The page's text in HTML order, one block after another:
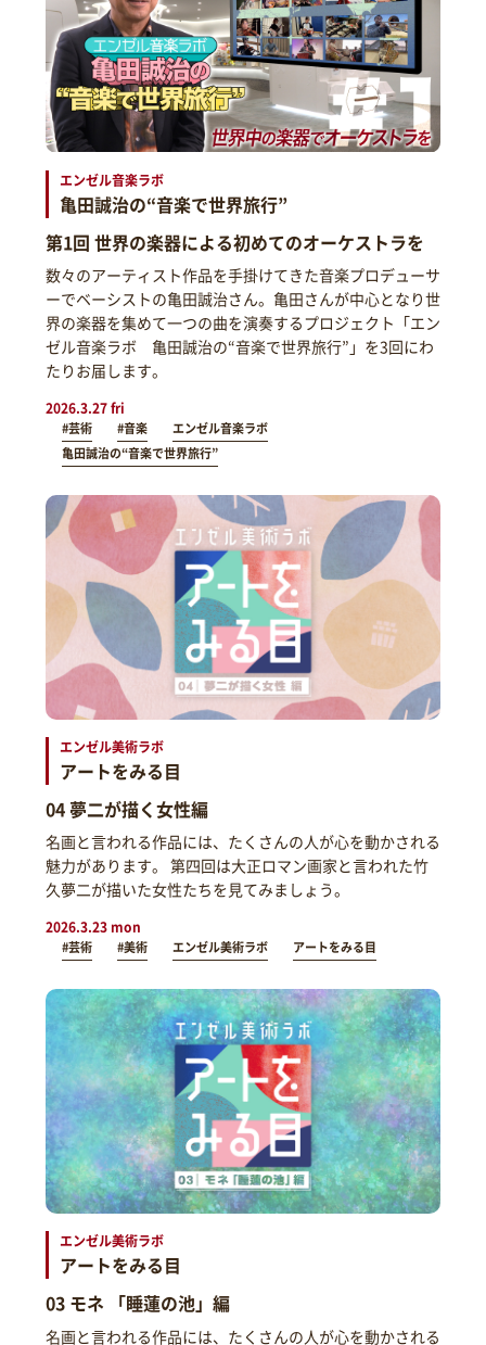
エンゼル音楽ラボ
亀田誠治の“音楽で世界旅行”
第1回 世界の楽器による初めてのオーケストラを
数々のアーティスト作品を手掛けてきた音楽プロデューサ
ーでベーシストの亀田誠治さん。亀田さんが中心となり世
界の楽器を集めて一つの曲を演奏するプロジェクト「エン
ゼル音楽ラボ 亀田誠治の“音楽で世界旅行”」を3回にわ
たりお届します。
2026.3.27 fri
#芸術 #音楽
エンゼル音楽ラボ
亀田誠治の“音楽で世界旅行”
エンゼル美術ラボ
アートをみる目
04 夢二が描く女性編
名画と言われる作品には、たくさんの人が心を動かされる
魅力があります。 第四回は大正ロマン画家と言われた竹
久夢二が描いた女性たちを見てみましょう。
2026.3.23 mon
#芸術 #美術 エンゼル美術ラボ アートをみる目
エンゼル美術ラボ
アートをみる目
03 モネ 「睡蓮の池」編
名画と言われる作品には、たくさんの人が心を動かされる